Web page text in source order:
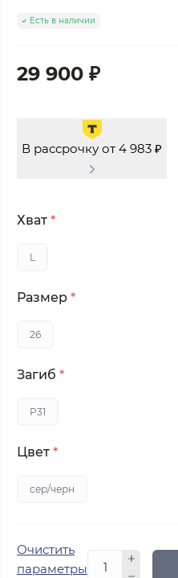
Есть в наличии
29 900 ₽
В рассрочку от 4 983 ₽
Хват *
L
Размер *
26
Загиб *
P31
Цвет *
сер/черн
Очистить
параметры